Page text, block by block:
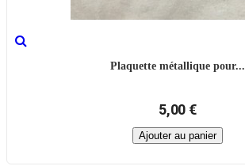
Plaquette métallique pour...
5,00 €
Ajouter au panier